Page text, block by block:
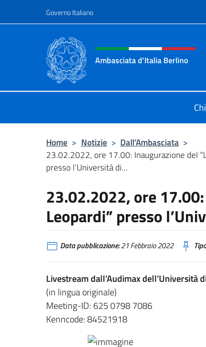
Governo Italiano
Intestazione sito, social
Ambasciata d'Italia Berlino
Home > Notizie > Dall’Ambasciata >
23.02.2022, ore 17.00: Inaugurazione del
presso l’Università di...
23.02.2022, ore
Leopardi” presso
Data pubblicazione:21 Febbraio 2022
Livestream dall’Audimax dell’Università
(in lingua originale)
Meeting-ID: 625 0798 7086
Kenncode: 84521918